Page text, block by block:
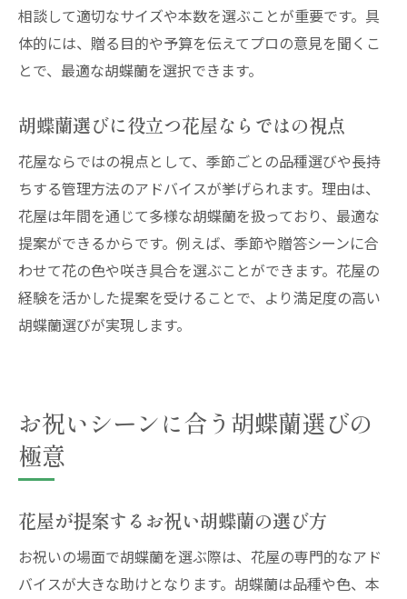
相談して適切なサイズや本数を選ぶことが重要です。具
体的には、贈る目的や予算を伝えてプロの意見を聞くこ
とで、最適な胡蝶蘭を選択できます。
胡蝶蘭選びに役立つ花屋ならではの視点
花屋ならではの視点として、季節ごとの品種選びや長持
ちする管理方法のアドバイスが挙げられます。理由は、
花屋は年間を通じて多様な胡蝶蘭を扱っており、最適な
提案ができるからです。例えば、季節や贈答シーンに合
わせて花の色や咲き具合を選ぶことができます。花屋の
経験を活かした提案を受けることで、より満足度の高い
胡蝶蘭選びが実現します。
お祝いシーンに合う胡蝶蘭選びの
極意
花屋が提案するお祝い胡蝶蘭の選び方
お祝いの場面で胡蝶蘭を選ぶ際は、花屋の専門的なアド
バイスが大きな助けとなります。胡蝶蘭は品種や色、本